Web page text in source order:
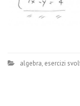
algebra, esercizi